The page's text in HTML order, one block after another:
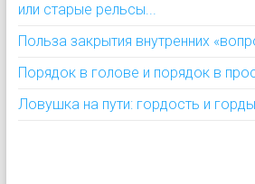
или старые рельсы...
Польза закрытия внутренних
Порядок в голове и порядок в
Ловушка на пути: гордость и